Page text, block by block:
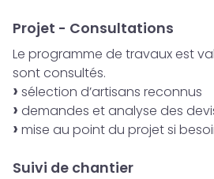
Projet - Consultations
Le programme de travaux est
sont consultés.
sélection d’artisans reconnus
demandes et analyse des
mise au point du projet si
Suivi de chantier